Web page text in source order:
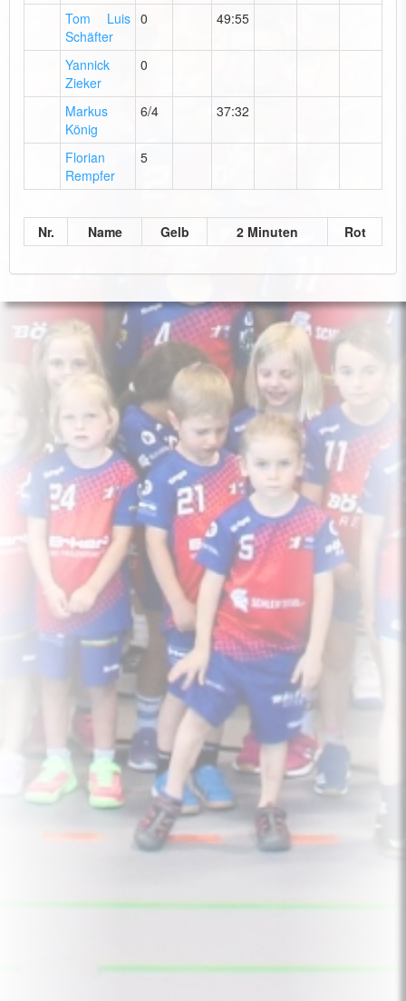
Tom Luis
Schäfter
0 49:55
Yannick
Zieker
0
Markus
König
6/4 37:32
Florian
Rempfer
5
Nr. Name Gelb 2 Minuten Rot